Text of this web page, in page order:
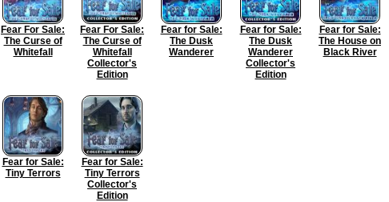
Fear For Sale:
The Curse of
Whitefall
Fear For Sale:
The Curse of
Whitefall
Collector's
Edition
Fear for Sale:
The Dusk
Wanderer
Fear for Sale:
The Dusk
Wanderer
Collector's
Edition
Fear for Sale:
The House on
Black River
Fear for Sale:
Tiny Terrors
Fear for Sale:
Tiny Terrors
Collector's
Edition